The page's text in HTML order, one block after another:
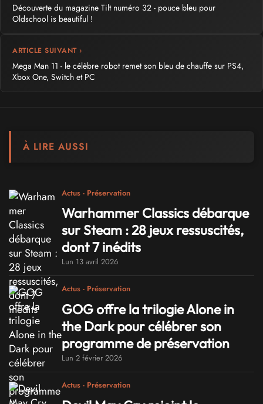
Découverte du magazine Tilt numéro 32 - pouce bleu pour
Oldschool is beautiful !
ARTICLE SUIVANT ›
Mega Man 11 - le célèbre robot remet son bleu de chauffe sur PS4,
Xbox One, Switch et PC
À LIRE AUSSI
Actus - Préservation
Warhammer Classics débarque
sur Steam : 28 jeux ressuscités,
dont 7 inédits
Lun 13 avril 2026
Actus - Préservation
GOG offre la trilogie Alone in
the Dark pour célébrer son
programme de préservation
Lun 2 février 2026
Actus - Préservation